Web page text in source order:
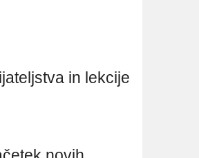
in lekcije